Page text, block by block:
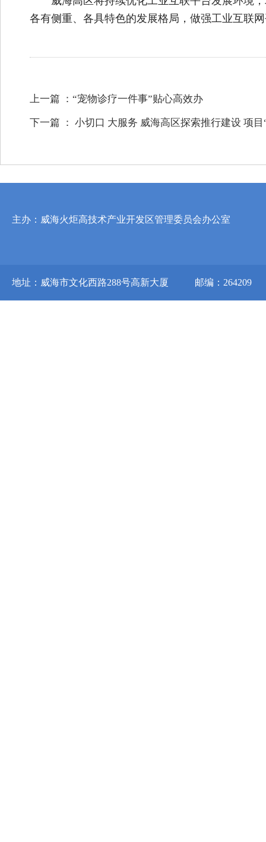
各有侧重、各具特色的发展格局，做强工业互联
上一篇 ： “宠物诊疗一件事”贴心高效办
下一篇 ： 小切口 大服务 威海高区探索推行建设 项
主办：威海火炬高技术产业开发区管理委员会办公室
地址：威海市文化西路288号高新大厦 邮编：264209